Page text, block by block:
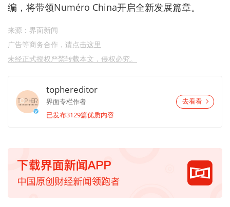
编，将带领Numéro China开启全新发展篇章。
来源：界面新闻
广告等商务合作， 请点击这里
未经正式授权严禁转载本文，侵权必究。
tophereditor
界面专栏作者
已发布3129篇优质内容
去看看